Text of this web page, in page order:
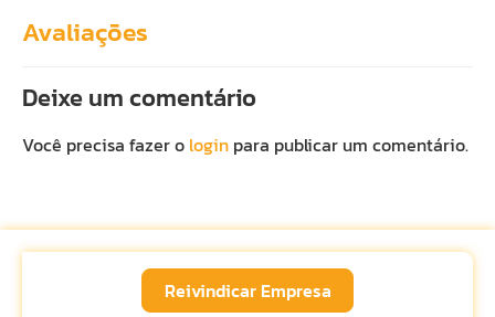
Avaliações
Deixe um comentário
Você precisa fazer o login para publicar um comentário.
Reivindicar Empresa